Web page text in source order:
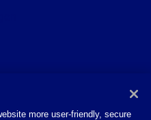
more user-friendly, secure